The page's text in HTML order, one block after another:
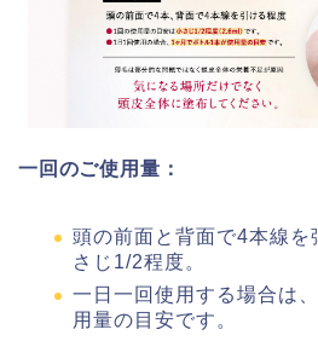
一回のご使用量：
頭の前面と背面で4本線を
さじ1/2程度。
一日一回使用する場合は
用量の目安です。